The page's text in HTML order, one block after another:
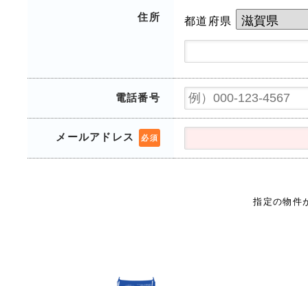
住所 都道府県
電話番号
メールアドレス 必須
指定の物件